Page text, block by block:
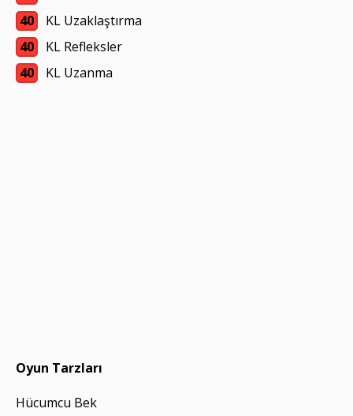
40
KL Uzaklaştırma
40
KL Refleksler
40
KL Uzanma
Oyun Tarzları
Hücumcu Bek